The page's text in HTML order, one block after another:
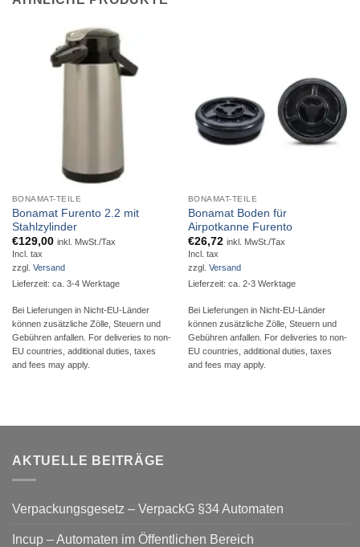
BONAMAT-TEILE
Bonamat Furento 2.2 mit
Stahlzylinder
€129,00 inkl. MwSt./Tax
Incl. tax
zzgl. Versand
Lieferzeit: ca. 3-4 Werktage
Bei Lieferungen in Nicht-EU-Länder
können zusätzliche Zölle, Steuern und
Gebühren anfallen. For deliveries to non-
EU countries, additional duties, taxes
and fees may apply.
BONAMAT-TEILE
Bonamat Boden für
Airpotkanne Furento
€26,72 inkl. MwSt./Tax
Incl. tax
zzgl. Versand
Lieferzeit: ca. 2-3 Werktage
Bei Lieferungen in Nicht-EU-Länder
können zusätzliche Zölle, Steuern und
Gebühren anfallen. For deliveries to non-
EU countries, additional duties, taxes
and fees may apply.
AKTUELLE BEITRÄGE
Verpackungsgesetz – VerpackG §34 Automaten
Incup – Automaten im Öffentlichen Bereich